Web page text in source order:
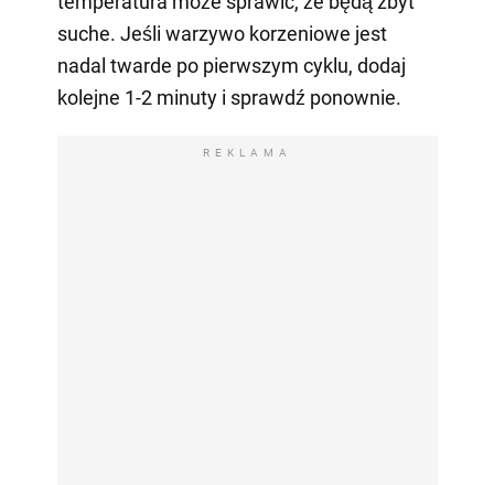
suche. Jeśli warzywo korzeniowe jest
nadal twarde po pierwszym cyklu, dodaj
kolejne 1-2 minuty i sprawdź ponownie.
REKLAMA